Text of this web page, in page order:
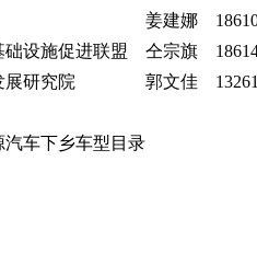
会 姜建娜
础设施促进联盟 仝宗旗
发展研究院 郭文佳
汽车下乡车型目录